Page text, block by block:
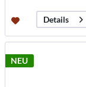
Details
NEU